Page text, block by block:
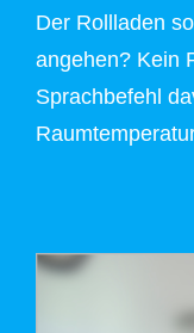
Der Rollladen
angehen? Kein
Sprachbefehl